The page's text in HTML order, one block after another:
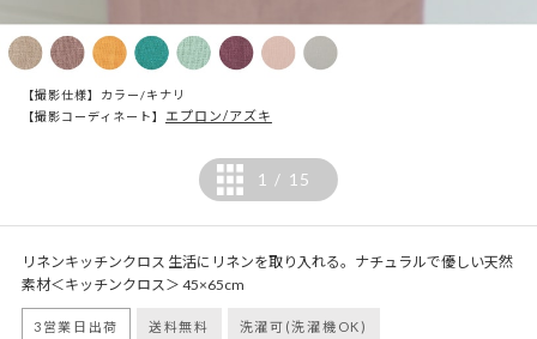
【撮影仕様】カラー/キナリ
【撮影コーディネート】 エプロン/アズキ
1 / 15
リネンキッチンクロス 生活にリネンを取り入れる。ナチュラルで優しい天然
素材＜キッチンクロス＞ 45×65cm
3営業日出荷 送料無料 洗濯可(洗濯機OK)